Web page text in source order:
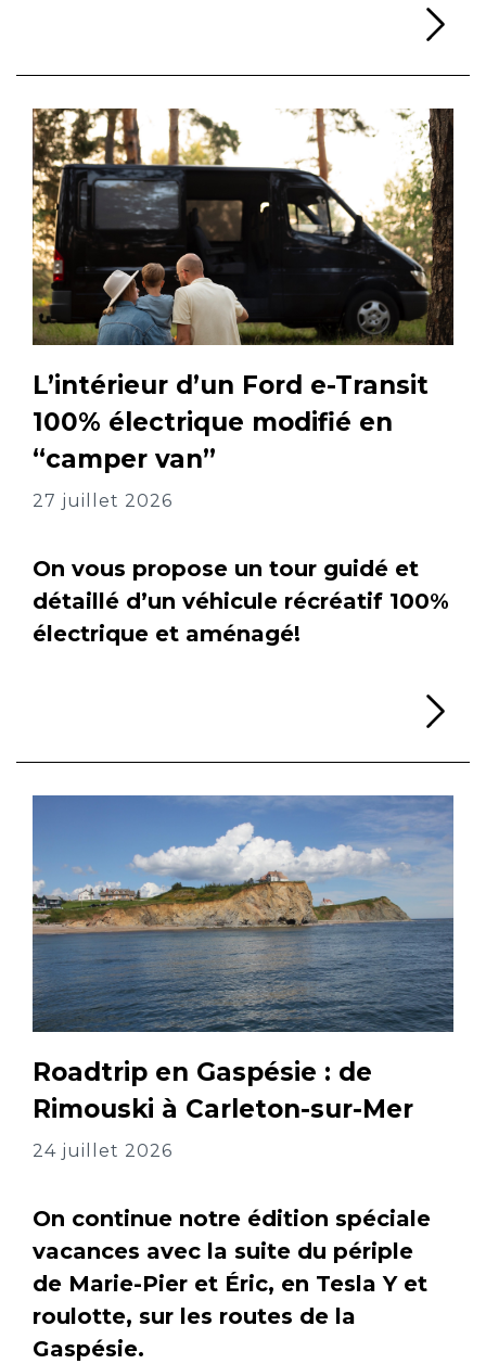
L’intérieur d’un Ford e-Transit
100% électrique modifié en
“camper van”
27 juillet 2026
On vous propose un tour guidé et
détaillé d’un véhicule récréatif 100%
électrique et aménagé!
Roadtrip en Gaspésie : de
Rimouski à Carleton-sur-Mer
24 juillet 2026
On continue notre édition spéciale
vacances avec la suite du périple
de Marie-Pier et Éric, en Tesla Y et
roulotte, sur les routes de la
Gaspésie.